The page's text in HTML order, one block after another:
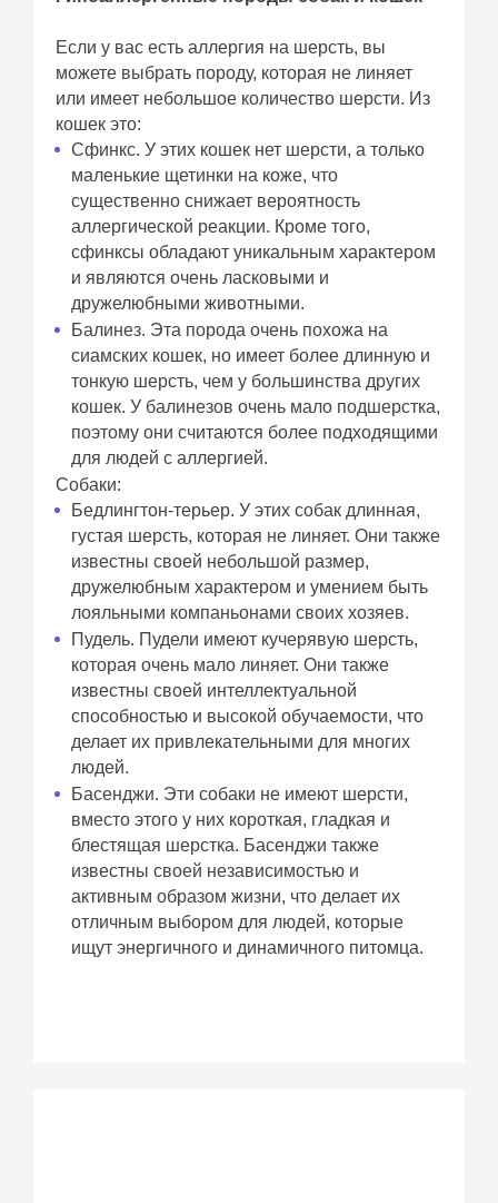
Если у вас есть аллергия на шерсть, вы
можете выбрать породу, которая не линяет
или имеет небольшое количество шерсти. Из
кошек это:
Сфинкс. У этих кошек нет шерсти, а только
маленькие щетинки на коже, что
существенно снижает вероятность
аллергической реакции. Кроме того,
сфинксы обладают уникальным характером
и являются очень ласковыми и
дружелюбными животными.
Балинез. Эта порода очень похожа на
сиамских кошек, но имеет более длинную и
тонкую шерсть, чем у большинства других
кошек. У балинезов очень мало подшерстка,
поэтому они считаются более подходящими
для людей с аллергией.
Собаки:
Бедлингтон-терьер. У этих собак длинная,
густая шерсть, которая не линяет. Они также
известны своей небольшой размер,
дружелюбным характером и умением быть
лояльными компаньонами своих хозяев.
Пудель. Пудели имеют кучерявую шерсть,
которая очень мало линяет. Они также
известны своей интеллектуальной
способностью и высокой обучаемости, что
делает их привлекательными для многих
людей.
Басенджи. Эти собаки не имеют шерсти,
вместо этого у них короткая, гладкая и
блестящая шерстка. Басенджи также
известны своей независимостью и
активным образом жизни, что делает их
отличным выбором для людей, которые
ищут энергичного и динамичного питомца.